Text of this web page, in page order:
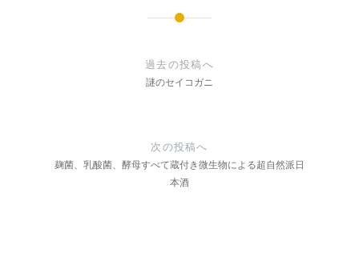
過去の投稿へ
謎のセイコガニ
次の投稿へ
麹菌、乳酸菌、酵母すべて蔵付き微生物による超自然派日
本酒